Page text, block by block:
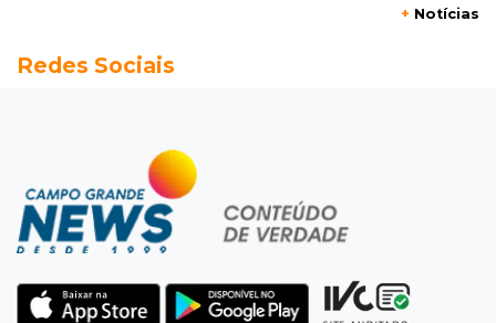
Granizo danifica telhados e plantações
Agregado
Inter perde para o Corinthians mas avança às
quartas da Copa do Brasil
Vitória goleia Athletico-PR por 4 a 0 e avança
+ Notícias
Redes Sociais